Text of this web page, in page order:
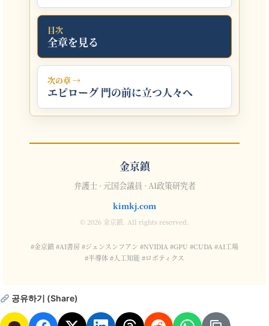
目次
全章を見る
次の章 →
エピローグ 門の前に立つ人々へ
金京鎮
弁護士 · 元国会議員 · AI政策研究者
kimkj.com
© 2026 金京鎮. All rights reserved.
#金京鎮 #AI書房 #ジェンスンフアン #NVIDIA #GPU #CUDA #AI工場
#半導体 #人工知能 #ロボティクス
공유하기 (Share)